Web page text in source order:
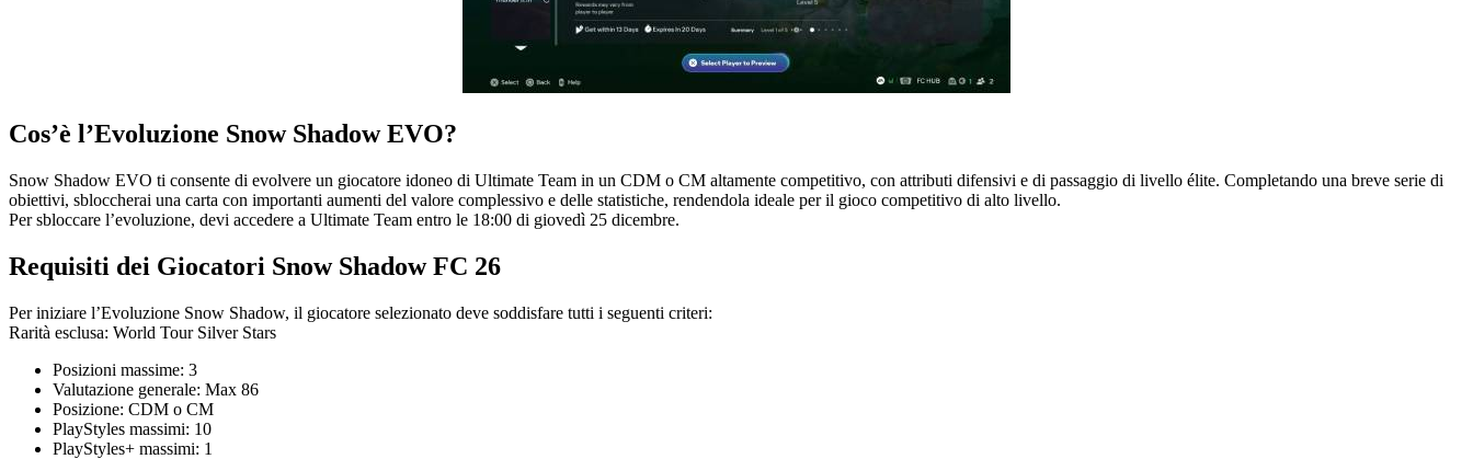
Cos’è l’Evoluzione Snow Shadow EVO?
Snow Shadow EVO ti consente di evolvere un giocatore idoneo di Ultimate Team in un CDM o CM altamente competitivo, con attributi difensivi e di passaggio di livello élite. Completando una breve serie di
obiettivi, sbloccherai una carta con importanti aumenti del valore complessivo e delle statistiche, rendendola ideale per il gioco competitivo di alto livello.
Per sbloccare l’evoluzione, devi accedere a Ultimate Team entro le 18:00 di giovedì 25 dicembre.
Requisiti dei Giocatori Snow Shadow FC 26
Per iniziare l’Evoluzione Snow Shadow, il giocatore selezionato deve soddisfare tutti i seguenti criteri:
Rarità esclusa: World Tour Silver Stars
Posizioni massime: 3
Valutazione generale: Max 86
Posizione: CDM o CM
PlayStyles massimi: 10
PlayStyles+ massimi: 1